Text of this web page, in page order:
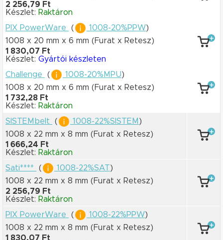
2 256,79 Ft
Készlet: Raktáron
PIX PowerWare
( 1008-20%PPW)
1008 x 20 mm x 6 mm (Furat x Retesz)
1 830,07 Ft
Készlet: Gyártói készleten
Challenge
( 1008-20%MPU)
1008 x 20 mm x 6 mm (Furat x Retesz)
1 732,28 Ft
Készlet: Raktáron
SISTEMbelt
( 1008-22%SISTEM )
1008 x 22 mm x 8 mm (Furat x Retesz)
1 666,24 Ft
Készlet: Raktáron
Sati****
( 1008-22%SAT)
1008 x 22 mm x 8 mm (Furat x Retesz)
2 256,79 Ft
Készlet: Raktáron
PIX PowerWare
( 1008-22%PPW)
1008 x 22 mm x 8 mm (Furat x Retesz)
1 830,07 Ft